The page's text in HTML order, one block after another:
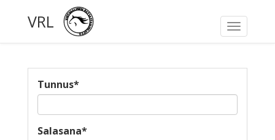
Toggle
VRL
Tunnus*
Salasana*